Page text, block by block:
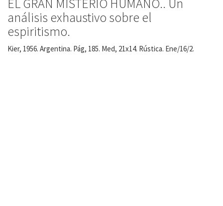
análisis exhaustivo sobre el
espiritismo.
Kier, 1956. Argentina. Pág, 185. Med, 21x14. Rústica. Ene/16/2.